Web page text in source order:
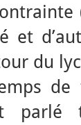
du
de
parlé